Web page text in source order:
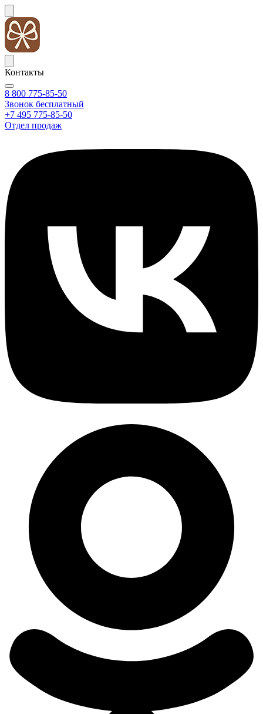
Контакты
8 800 775-85-50
Звонок бесплатный
+7 495 775-85-50
Отдел продаж